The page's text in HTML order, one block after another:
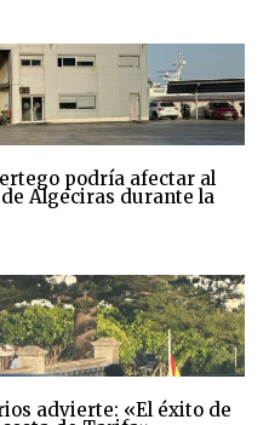
podría afectar al
Algeciras durante la
advierte: «El éxito de